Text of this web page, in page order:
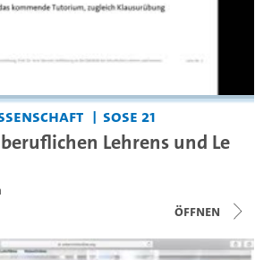
SoSe 21
Lehrens und Le
Öffnen